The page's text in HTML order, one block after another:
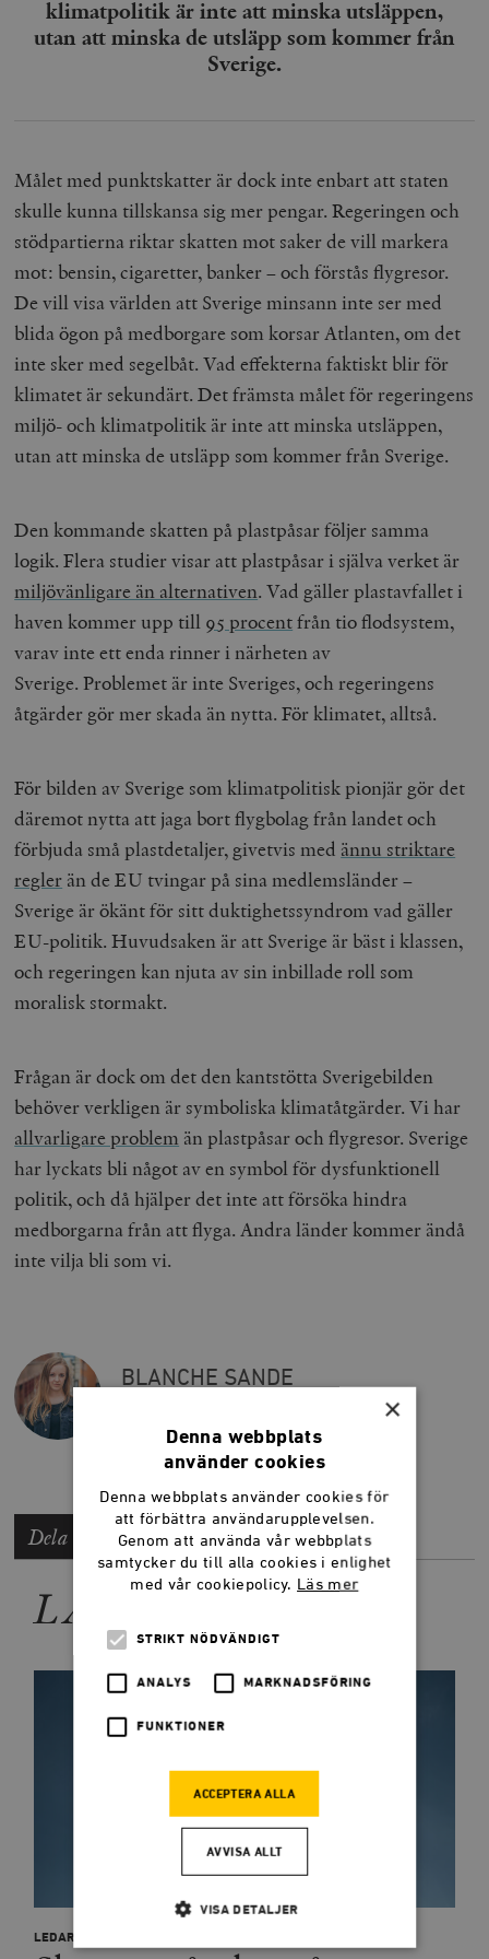
klimatpolitik är inte att minska utsläppen,
utan att minska de utsläpp som kommer från
Sverige.
Målet med punktskatter är dock inte enbart att staten
skulle kunna tillskansa sig mer pengar. Regeringen och
stödpartierna riktar skatten mot saker de vill markera
mot: bensin, cigaretter, banker–och förstås flygresor.
De vill visa världen att Sverige minsann inte ser med
blida ögon på medborgare som korsar Atlanten, om det
inte sker med segelbåt. Vad effekterna faktiskt blir för
klimatet är sekundärt. Det främsta målet för regeringens
miljö- och klimatpolitik är inte att minska utsläppen,
utan att minska de utsläpp som kommer från Sverige.
Den kommande skatten på plastpåsar följer samma
logik. Flera studier visar att plastpåsar i själva verket är
miljövänligare än alternativen. Vad gäller plastavfallet i
haven kommer upp till 95 procentfrån tio flodsystem,
varav inte ett enda rinner i närheten av
Sverige. Problemet är inte Sveriges, och regeringens
åtgärder gör mer skada än nytta. För klimatet, alltså.
För bilden av Sverige som klimatpolitisk pionjär gör det
däremot nytta att jaga bort flygbolag från landet och
förbjuda små plastdetaljer, givetvis med ännu striktare
regler än de EU tvingar på sina medlemsländer–
Sverige är ökänt för sitt duktighetssyndrom vad gäller
EU-politik. Huvudsaken är att Sverige är bäst i klassen,
och regeringen kan njuta av sin inbillade roll som
moralisk stormakt.
Frågan är dock om det den kantstötta Sverigebilden
behöver verkligen är symboliska klimatåtgärder. Vi har
allvarligare problem än plastpåsar och flygresor. Sverige
har lyckats bli något av en symbol för dysfunktionell
politik, och då hjälper det inte att försöka hindra
medborgarna från att flyga. Andra länder kommer ändå
inte vilja bli som vi.
BLANCHE SANDE
Dela artikeln
LÄS MER
LEDARE
×
Denna webbplats
använder cookies
Denna webbplats använder cookies för
att förbättra användarupplevelsen.
Genom att använda vår webbplats
samtycker du till alla cookies i enlighet
med vår cookiepolicy. Läs mer
STRIKT NÖDVÄNDIGT
ANALYS MARKNADSFÖRING
FUNKTIONER
ACCEPTERA ALLA
AVVISA ALLT
VISA DETALJER